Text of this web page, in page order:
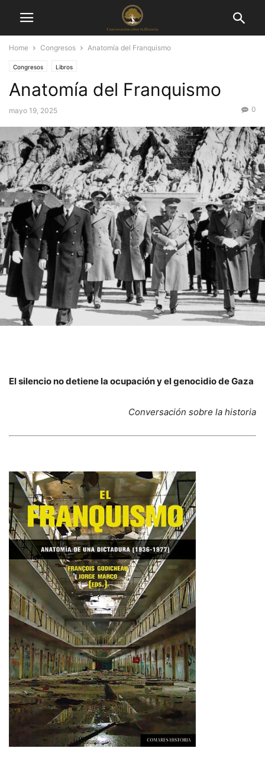
Home Congresos Anatomía del Franquismo
Congresos Libros
Anatomía del Franquismo
mayo 19, 2025 0
El silencio no detiene la ocupación y el genocidio de Gaza
Conversación sobre la historia